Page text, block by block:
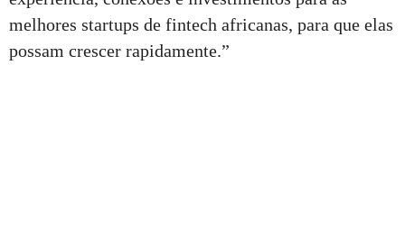
melhores startups de fintech africanas, para que elas
possam crescer rapidamente.”